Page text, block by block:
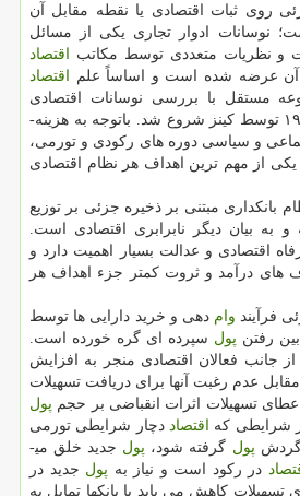
روی ثبات اقتصادی یا نقطه مقابل آن
نوسانات ادوار تجاری یكی از مسائل
و نظریات متعددی توسط مكاتب اقتصاد
آن عرضه شده است و اساساً علم اقتصاد
مستقل با بررسی نوسانات اقتصادی
ناشی از بحران بزرگ ۱۹۲۹ توسط كینز شروع شد. باتوجه به هزینه­
و سیاسی دوره ­های ركودی و تورمی،
یكی از مهم ترین اهداف هر نظام اقتصادی
بانك­داری مبتنی بر ذخیره جزئی بر توزیع
به بیان دیگر نابرابری اقتصادی است.
اقتصادی و عدالت بسیار اهمیت دارد و
های درآمد و ثروت كمتر جزء اهداف هر
فرآیند وام ­دهی و خرید دارایی­ ها توسط
بین رفتن پول سپرده­ ای گره خورده است.
جانب فعالان اقتصادی منجر به افزایش
عدم رغبت آن­ها برای دریافت تسهیلات
تسهیلات اثرات انقباضی بر حجم پول
شرایطی كه اقتصاد دچار شرایطی تورمی
پول گرفته شود، پولجدید خلق می­
در ركود است و نیاز به پول جدید در
تسهیلات كاهش می ­یابد یا بانك­ها تمایل به